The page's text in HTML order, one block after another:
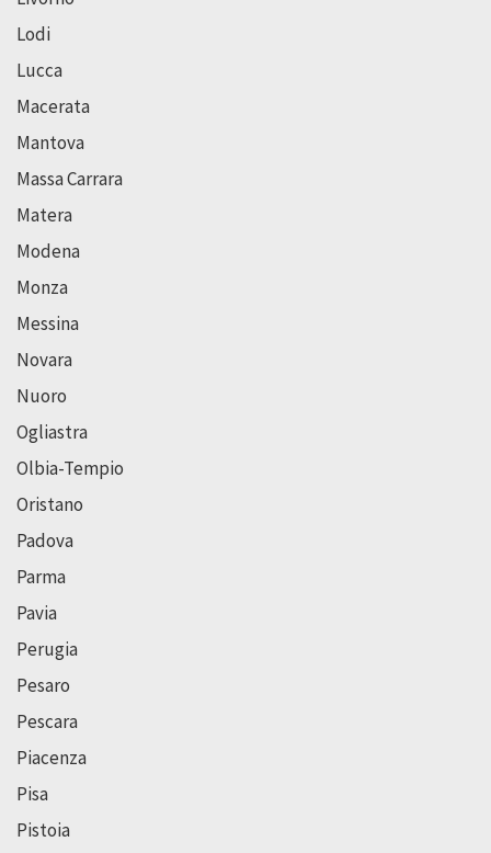
Lodi
Lucca
Macerata
Mantova
Massa Carrara
Matera
Modena
Monza
Messina
Novara
Nuoro
Ogliastra
Olbia-Tempio
Oristano
Padova
Parma
Pavia
Perugia
Pesaro
Pescara
Piacenza
Pisa
Pistoia